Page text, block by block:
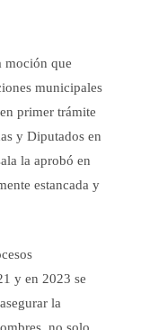
moción que
municipales
primer trámite
y Diputados en
la aprobó en
estancada y
y en 2023 se
la
no solo